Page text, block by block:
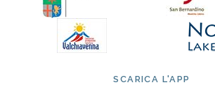
SCARICA L'APP